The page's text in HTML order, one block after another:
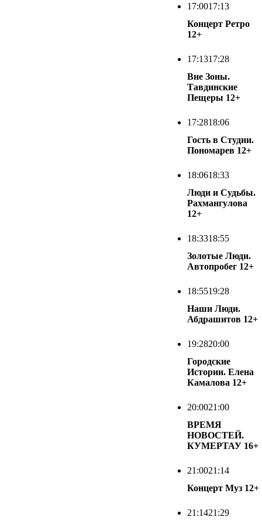
17:0017:13
Концерт Ретро
12+
17:1317:28
Вне Зоны.
Тавдинские
Пещеры 12+
17:2818:06
Гость в Студии.
Пономарев 12+
18:0618:33
Люди и Судьбы.
Рахмангулова
12+
18:3318:55
Золотые Люди.
Автопробег 12+
18:5519:28
Наши Люди.
Абдрашитов 12+
19:2820:00
Городские
Истории. Елена
Камалова 12+
20:0021:00
ВРЕМЯ
НОВОСТЕЙ.
КУМЕРТАУ 16+
21:0021:14
Концерт Муз 12+
21:1421:29